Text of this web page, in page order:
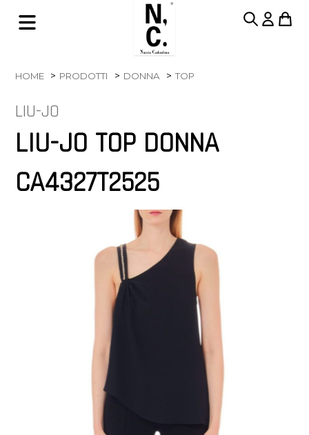
HOME PRODOTTI DONNA TOP
LIU-JO
LIU-JO TOP DONNA
CA4327T2525